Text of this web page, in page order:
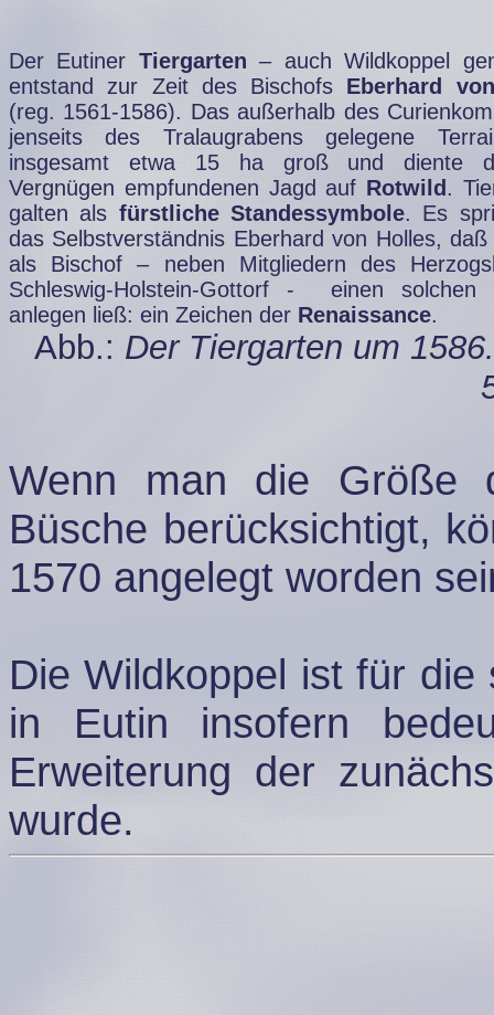
Der Eutiner Tiergarten – auch Wildkoppel
entstand zur Zeit des Bischofs Eberhard
(reg. 1561-1586). Das außerhalb des
jenseits des Tralaugrabens gelegene
insgesamt etwa 15 ha groß und diente
Vergnügen empfundenen Jagd auf Rotwild .
galten als fürstliche Standessymbole. Es
das Selbstverständnis Eberhard von Holles,
als Bischof – neben Mitgliedern des
Schleswig-Holstein-Gottorf - einen solchen
anlegen ließ: ein Zeichen der Renaissance.
Abb.: Der Tiergarten um
Wenn man die Größe
Büsche berücksichtigt,
1570 angelegt worden
Die Wildkoppel ist für
in Eutin insofern
Erweiterung der
wurde.